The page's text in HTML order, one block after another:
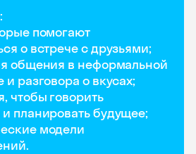
помогают
о встрече с друзьями;
общения в неформальной
и разговора о вкусах;
чтобы говорить
планировать будущее;
модели